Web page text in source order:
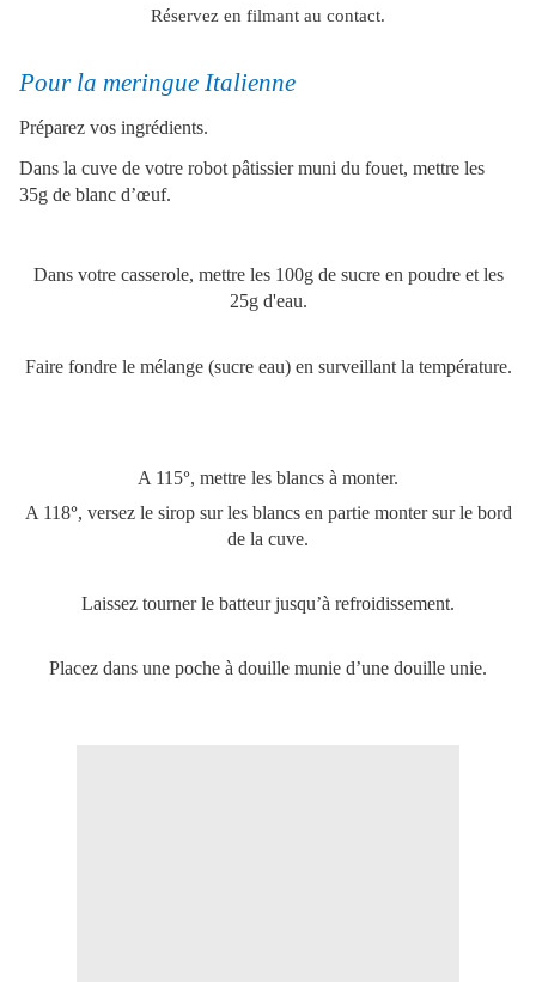
Réservez en filmant au contact.
Pour la meringue Italienne
Préparez vos ingrédients.
Dans la cuve de votre robot pâtissier muni du fouet, mettre les
35g de blanc d’œuf.
Dans votre casserole, mettre les 100g de sucre en poudre et les
25g d'eau.
Faire fondre le mélange (sucre eau) en surveillant la température.
A 115°, mettre les blancs à monter.
A 118°, versez le sirop sur les blancs en partie monter sur le bord
de la cuve.
Laissez tourner le batteur jusqu’à refroidissement.
Placez dans une poche à douille munie d’une douille unie.